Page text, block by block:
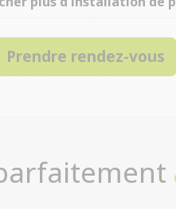
Prendre rendez-vous